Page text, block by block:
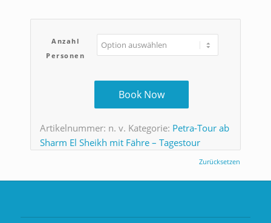
Anzahl
Personen
Zurücksetzen
Book Now
Artikelnummer: n. v. Kategorie: Petra-Tour ab
Sharm El Sheikh mit Fähre – Tagestour